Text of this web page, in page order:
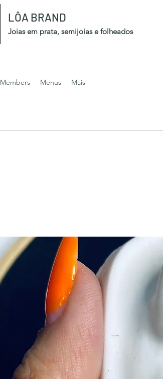
LÔA BRAND
Joias em prata, semijoias e folheados
Members Menus Mais